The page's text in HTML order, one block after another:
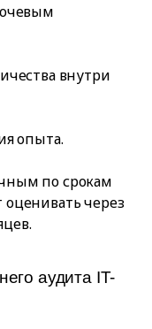
внутри
опыта.
по срокам
оценивать через
аудита IT-